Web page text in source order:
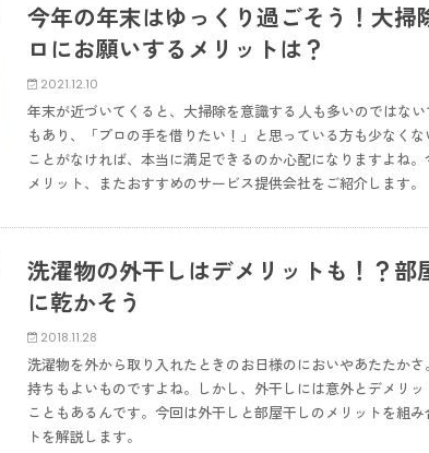
今年の年末はゆっくり過ごそう！大
ロにお願いするメリットは？
2021.12.10
年末が近づいてくると、大掃除を意識する人も多いのではな
もあり、「プロの手を借りたい！」と思っている方も少なく
ことがなければ、本当に満足できるのか心配になりますよね
メリット、またおすすめのサービス提供会社をご紹介します。
洗濯物の外干しはデメリットも！？
に乾かそう
2018.11.28
洗濯物を外から取り入れたときのお日様のにおいやあたたか
持ちもよいものですよね。しかし、外干しには意外とデメリ
こともあるんです。今回は外干しと部屋干しのメリットを組
トを解説します。